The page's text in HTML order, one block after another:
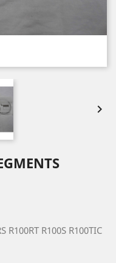

R100RT R100S R100TIC